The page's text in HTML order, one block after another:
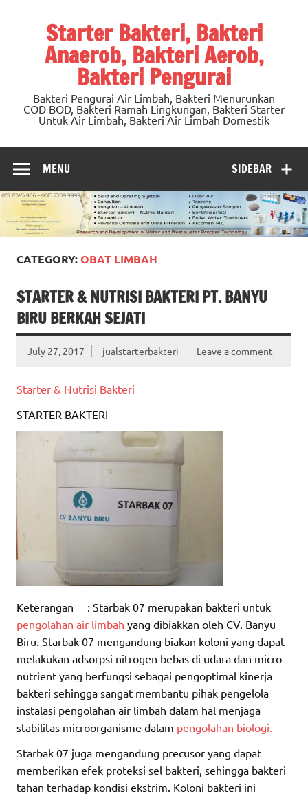
Starter Bakteri, Bakteri
Anaerob, Bakteri Aerob,
Bakteri Pengurai
Bakteri Pengurai Air Limbah, Bakteri Menurunkan
COD BOD, Bakteri Ramah Lingkungan, Bakteri Starter
Untuk Air Limbah, Bakteri Air Limbah Domestik
SIDEBAR
MENU
CATEGORY:OBAT LIMBAH
STARTER & NUTRISI BAKTERI PT. BANYU
BIRU BERKAH SEJATI
July 27, 2017 jualstarterbakteri Leave a comment
Starter & Nutrisi Bakteri
STARTER BAKTERI
Keterangan : Starbak 07 merupakan bakteri untuk
pengolahan air limbah yang dibiakkan oleh CV. Banyu
Biru. Starbak 07 mengandung biakan koloni yang dapat
melakukan adsorpsi nitrogen bebas di udara dan micro
nutrient yang berfungsi sebagai pengoptimal kinerja
bakteri sehingga sangat membantu pihak pengelola
instalasi pengolahan air limbah dalam hal menjaga
stabilitas microorganisme dalam pengolahan biologi.
Starbak 07 juga mengandung precusor yang dapat
memberikan efek proteksi sel bakteri, sehingga bakteri
tahan terhadap kondisi ekstrim. Koloni bakteri ini